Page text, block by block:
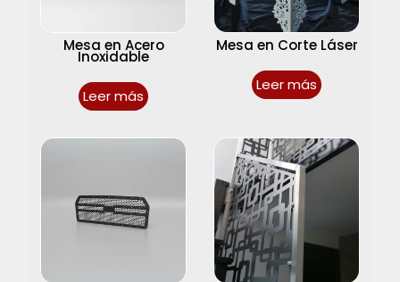
Mesa en Acero
Inoxidable
Leer más
Mesa en Corte Láser
Leer más